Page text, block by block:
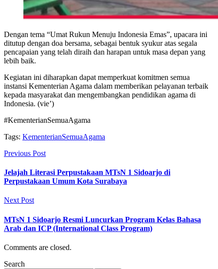
Dengan tema “Umat Rukun Menuju Indonesia Emas”, upacara ini
ditutup dengan doa bersama, sebagai bentuk syukur atas segala
pencapaian yang telah diraih dan harapan untuk masa depan yang
lebih baik.
Kegiatan ini diharapkan dapat memperkuat komitmen semua
instansi Kementerian Agama dalam memberikan pelayanan terbaik
kepada masyarakat dan mengembangkan pendidikan agama di
Indonesia. (vie’)
#KementerianSemuaAgama
Tags: KementerianSemuaAgama
Previous Post
Jelajah Literasi Perpustakaan MTsN 1 Sidoarjo di
Perpustakaan Umum Kota Surabaya
Next Post
MTsN 1 Sidoarjo Resmi Luncurkan Program Kelas Bahasa
Arab dan ICP (International Class Program)
Comments are closed.
Search